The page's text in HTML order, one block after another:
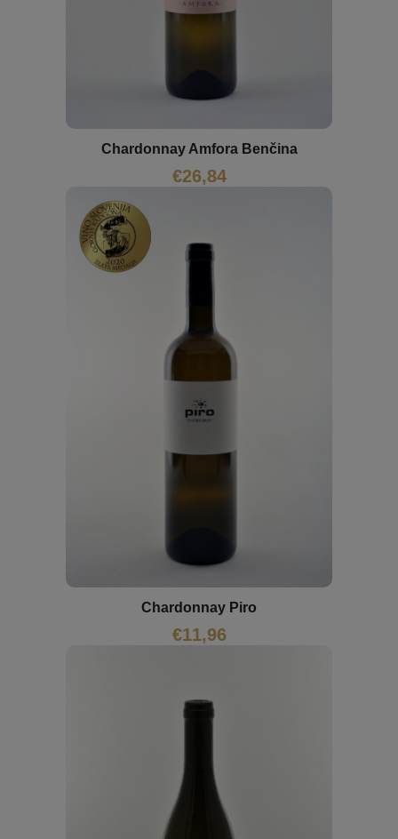
Chardonnay Amfora Benčina
€26,84
Chardonnay Piro
€11,96